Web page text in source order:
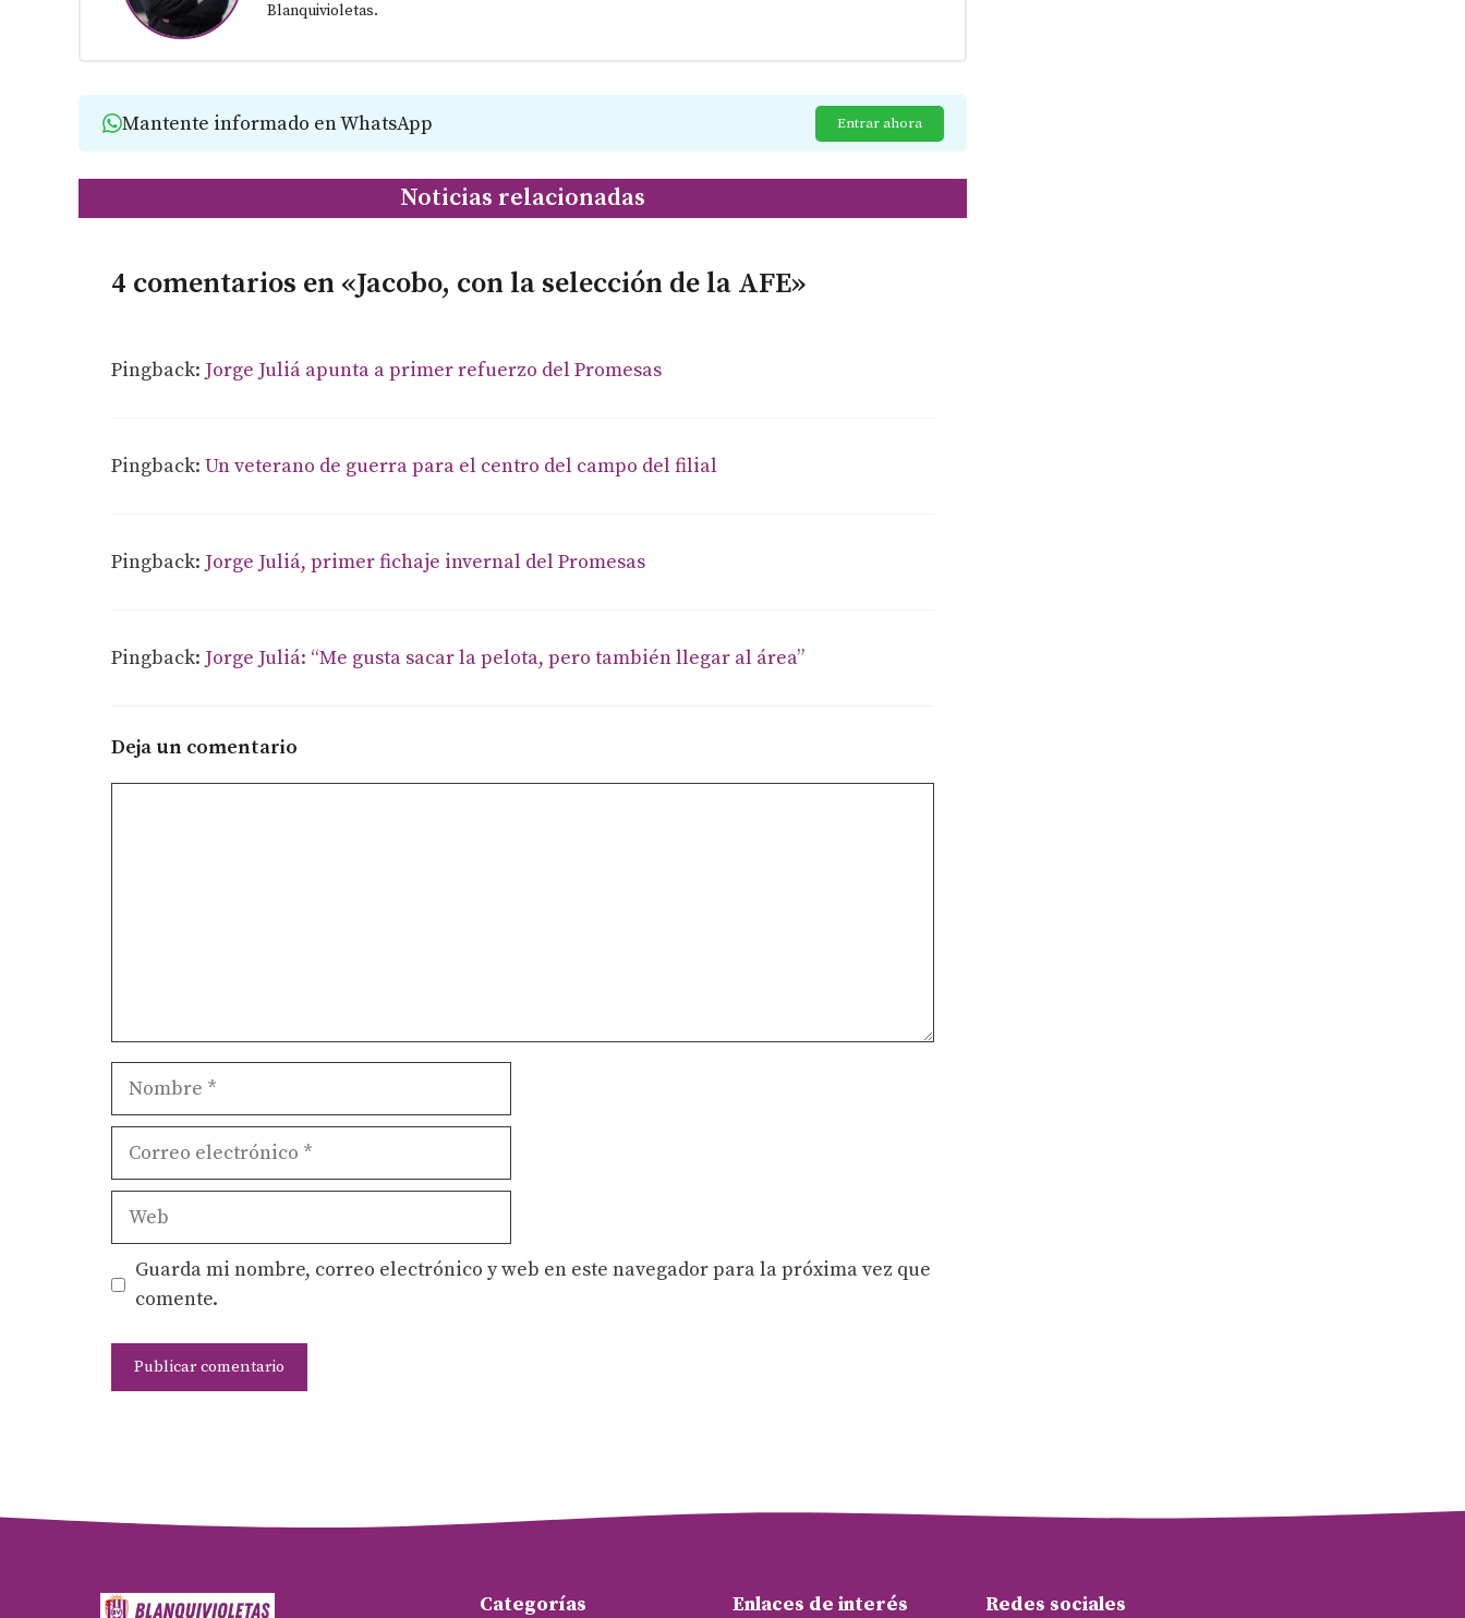
Blanquivioletas.
Mantente informado en WhatsApp Entrar ahora
Noticias relacionadas
4 comentarios en «Jacobo, con la selección de la AFE»
Pingback: Jorge Juliá apunta a primer refuerzo del Promesas
Pingback: Un veterano de guerra para el centro del campo del filial
Pingback: Jorge Juliá, primer fichaje invernal del Promesas
Pingback: Jorge Juliá: “Me gusta sacar la pelota, pero también llegar al área”
Deja un comentario
Nombre
Correo
Web
Guarda mi nombre, correo electrónico y web en este navegador para la próxima vez que
comente.
Categorías Enlaces de interés Redes sociales